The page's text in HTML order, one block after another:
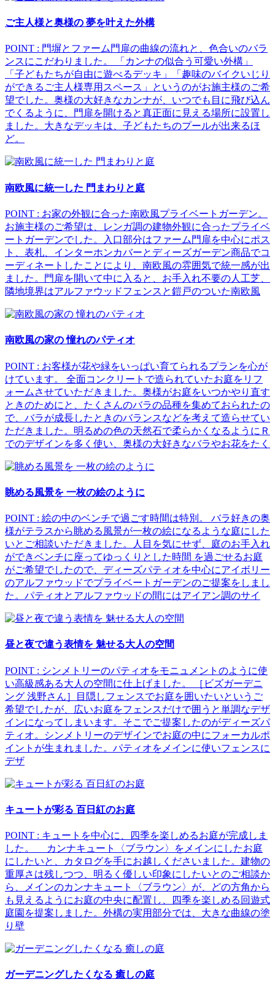
ご主人様と奥様の 夢を叶えた外構
POINT : 門塀とファーム門扉の曲線の流れと、色合いのバラ
ンスにこだわりました。 「カンナの似合う可愛い外構」
「子どもたちが自由に遊べるデッキ」「趣味のバイクいじり
ができるご主人様専用スペース」というのがお施主様のご希
望でした。奥様の大好きなカンナが、いつでも目に飛び込ん
でくるように、門扉を開けると真正面に見える場所に設置し
ました。大きなデッキは、子どもたちのプールが出来るほ
ど。
南欧風に統一した 門まわりと庭
POINT : お家の外観に合った南欧風プライベートガーデン。
お施主様のご希望は、レンガ調の建物外観に合ったプライベ
ートガーデンでした。入口部分はファーム門扉を中心にポス
ト、表札、インターホンカバーとディーズガーデン商品でコ
ーディネートしたことにより、南欧風の雰囲気で統一感が出
ました。門扉を開いて中に入ると、お手入れ不要の人工芝、
隣地境界はアルファウッドフェンスと鎧戸のついた南欧風
南欧風の家の 憧れのパティオ
POINT : お客様が花や緑をいっぱい育てられるプランを心が
けています。 全面コンクリートで造られていたお庭をリフ
ォームさせていただきました。奥様がお庭をいつかやり直す
ときのためにと、たくさんのバラの品種を集めておられたの
で、バラが成長したときのバランスなどを考えて造らせてい
ただきました。明るめの色の天然石で柔らかくなるようにＲ
でのデザインを多く使い、奥様の大好きなバラやお花をたく
眺める風景を 一枚の絵のように
POINT : 絵の中のベンチで過ごす時間は特別。 バラ好きの奥
様がテラスから眺める風景が一枚の絵になるような庭にした
いとご相談いただきました。人目を気にせず、庭のお手入れ
ができベンチに座ってゆっくりとした時間 を過ごせるお庭
がご希望でしたので、ディーズパティオを中心にアイボリー
のアルファウッドでプライベートガーデンのご提案をしまし
た。パティオとアルファウッドの間にはアイアン調のサイ
昼と夜で違う表情を 魅せる大人の空間
POINT : シンメトリーのパティオをモニュメントのように使
い高級感ある大人の空間に仕上げました。 ［ビズガーデニ
ング 浅野さん］目隠しフェンスでお庭を囲いたいというご
希望でしたが、広いお庭をフェンスだけで囲うと単調なデザ
インになってしまいます。そこでご提案したのがディーズパ
ティオ。シンメトリーのデザインでお庭の中にフォーカルポ
イントが生まれました。パティオをメインに使いフェンスに
デザ
キュートが彩る 百日紅のお庭
POINT : キュートを中心に、四季を楽しめるお庭が完成しま
した。 カンナキュート〈ブラウン〉をメインにしたお庭
にしたいと、カタログを手にお越しくださいました。建物の
重厚さは残しつつ、明るく優しい印象にしたいとのご相談か
ら、メインのカンナキュート〈ブラウン〉が、どの方角から
も見えるようにお庭の中央に配置し、四季を楽しめる回遊式
庭園を提案しました。外構の実用部分では、大きな曲線の塗
り壁
ガーデニングしたくなる 癒しの庭